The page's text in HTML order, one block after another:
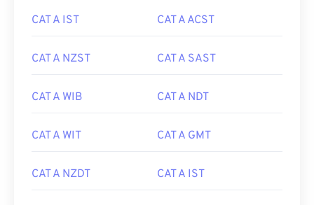
CAT A IST CAT A ACST
CAT A NZST CAT A SAST
CAT A WIB CAT A NDT
CAT A WIT CAT A GMT
CAT A NZDT CAT A IST